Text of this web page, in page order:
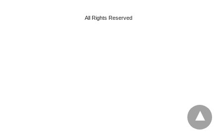
All Rights Reserved